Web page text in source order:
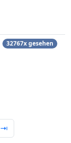
32767x gesehen
⇥